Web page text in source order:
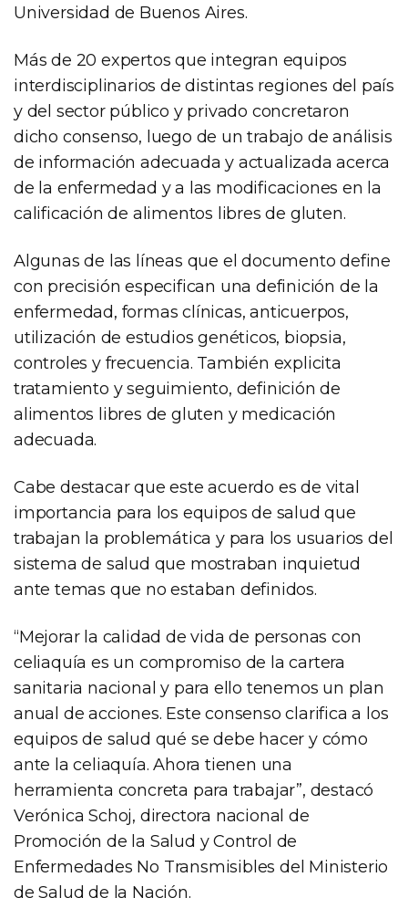
Universidad de Buenos Aires.
Más de 20 expertos que integran equipos
interdisciplinarios de distintas regiones del país
y del sector público y privado concretaron
dicho consenso, luego de un trabajo de análisis
de información adecuada y actualizada acerca
de la enfermedad y a las modificaciones en la
calificación de alimentos libres de gluten.
Algunas de las líneas que el documento define
con precisión especifican una definición de la
enfermedad, formas clínicas, anticuerpos,
utilización de estudios genéticos, biopsia,
controles y frecuencia. También explicita
tratamiento y seguimiento, definición de
alimentos libres de gluten y medicación
adecuada.
Cabe destacar que este acuerdo es de vital
importancia para los equipos de salud que
trabajan la problemática y para los usuarios del
sistema de salud que mostraban inquietud
ante temas que no estaban definidos.
“Mejorar la calidad de vida de personas con
celiaquía es un compromiso de la cartera
sanitaria nacional y para ello tenemos un plan
anual de acciones. Este consenso clarifica a los
equipos de salud qué se debe hacer y cómo
ante la celiaquía. Ahora tienen una
herramienta concreta para trabajar”, destacó
Verónica Schoj, directora nacional de
Promoción de la Salud y Control de
Enfermedades No Transmisibles del Ministerio
de Salud de la Nación.